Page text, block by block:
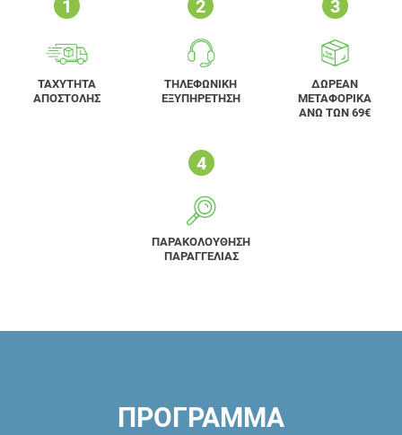
ΤΑΧΥΤΗΤΑ
ΑΠΟΣΤΟΛΗΣ
ΤΗΛΕΦΩΝΙΚΗ
ΕΞΥΠΗΡΕΤΗΣΗ
ΔΩΡΕΑΝ
ΜΕΤΑΦΟΡΙΚΑ
ΑΝΩ ΤΩΝ 69€
ΠΑΡΑΚΟΛΟΥΘΗΣΗ
ΠΑΡΑΓΓΕΛΙΑΣ
ΠΡΟΓΡΑΜΜΑ